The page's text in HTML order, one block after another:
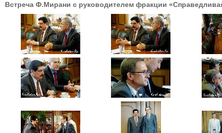
Встреча Ф.Мирани с руководителем фракции